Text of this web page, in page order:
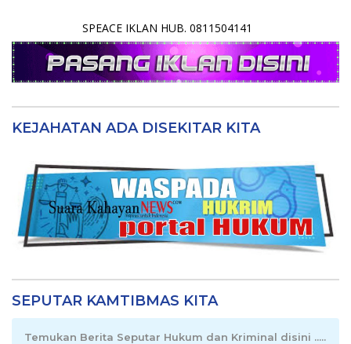
SPEACE IKLAN HUB. 0811504141
KEJAHATAN ADA DISEKITAR KITA
SEPUTAR KAMTIBMAS KITA
Temukan Berita Seputar Hukum dan Kriminal disini .....